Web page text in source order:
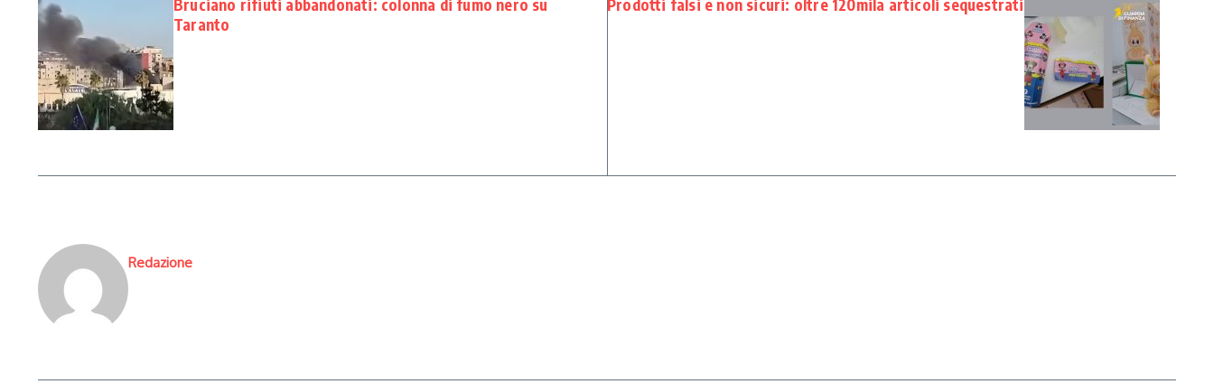
Bruciano rifiuti abbandonati: colonna di fumo nero su
Taranto
Prodotti falsi e non sicuri: oltre 120mila articoli sequestrati
Redazione